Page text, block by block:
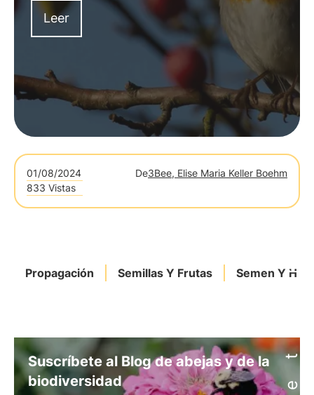
desgracia, algunas de estas especies están en
peligro de extinción o, al menos, cada vez son
menos.
Leer
01/08/2024 De3Bee, Elise Maria Keller Boehm
833 Vistas
Propagación Semillas Y Frutas Semen Y
Suscríbete al Blog de abejas y de la
biodiversidad